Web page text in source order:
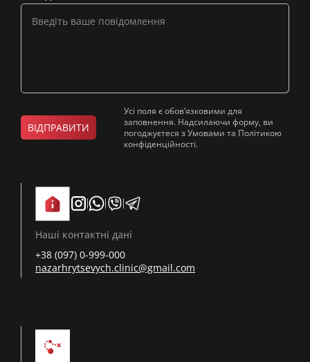
ВІДПРАВИТИ
Усі поля є обов’язковими для
заповнення. Надсилаючи форму, ви
погоджуєтеся з Умовами та Політикою
конфіденційності.
Наші контактні дані
+38 (097) 0-999-000
nazarhrytsevych.clinic@gmail.com